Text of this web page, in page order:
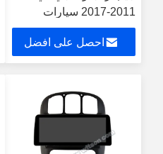
2011-2017 سيارات
الوسائط المتعددة ستيريو
جي بي إس CarPlay
Player
احصل على افضل